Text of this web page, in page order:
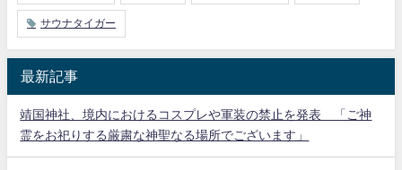
サウナタイガー
最新記事
靖国神社、境内におけるコスプレや軍装の禁止を発表 「ご神
霊をお祀りする厳粛な神聖なる場所でございます」